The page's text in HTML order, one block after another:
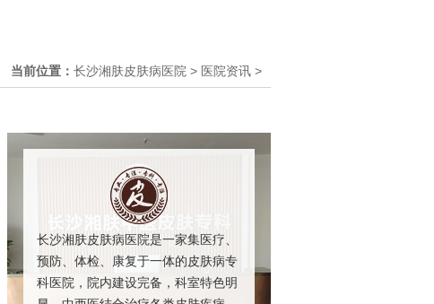
当前位置： 长沙湘肤皮肤病医院 > 医院资讯 >
长沙湘肤皮肤病医院是一家集医疗、
预防、体检、康复于一体的皮肤病专
科医院，院内建设完备，科室特色明